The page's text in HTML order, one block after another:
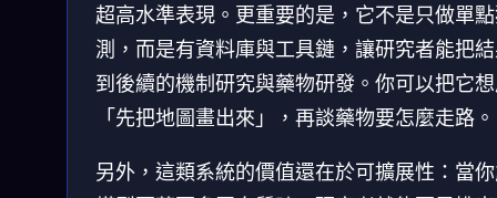
超高水準表現。更重要的是，它不是只做單
測，而是有資料庫與工具鏈，讓研究者能把
到後續的機制研究與藥物研發。你可以把它
「先把地圖畫出來」，再談藥物要怎麼走路。
另外，這類系統的價值還在於可擴展性：當